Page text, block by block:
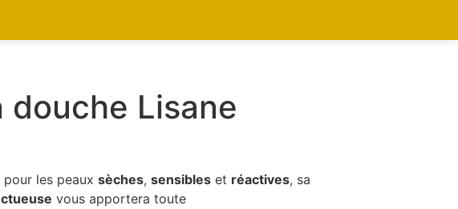
douche Lisane
pour les peaux sèches, sensibleset réactives, sa
vous apportera toute